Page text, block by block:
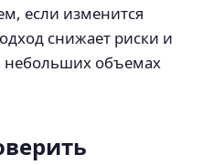
если изменится
снижает риски и
небольших объемах